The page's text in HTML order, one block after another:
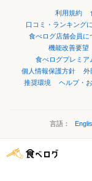
利用規約
口コミ・ランキング
食べログ店舗会員に
機能改善要望
食べログプレミア
個人情報保護方針
外
推奨環境
ヘルプ・
言語：